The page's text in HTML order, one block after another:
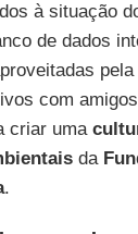
à situação
de dados
com
criar uma
da
.